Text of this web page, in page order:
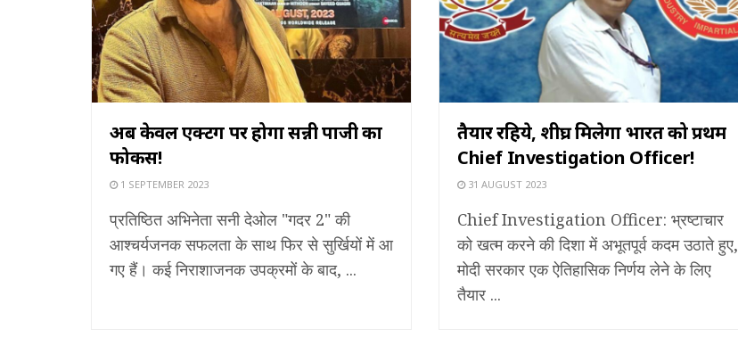
अब केवल एक्टिंग पर होगा सन्नी पाजी का
फोकस!
1 SEPTEMBER 2023
प्रतिष्ठित अभिनेता सनी देओल "गदर 2" की
आश्चर्यजनक सफलता के साथ फिर से सुर्खियों में आ
गए हैं। कई निराशाजनक उपक्रमों के बाद, ...
तैयार रहिये, शीघ्र मिलेगा भारत को प्रथम
Chief Investigation Officer!
31 AUGUST 2023
Chief Investigation Officer: भ्रष्टाचार
को खत्म करने की दिशा में अभूतपूर्व कदम उठाते हुए,
मोदी सरकार एक ऐतिहासिक निर्णय लेने के लिए
तैयार ...